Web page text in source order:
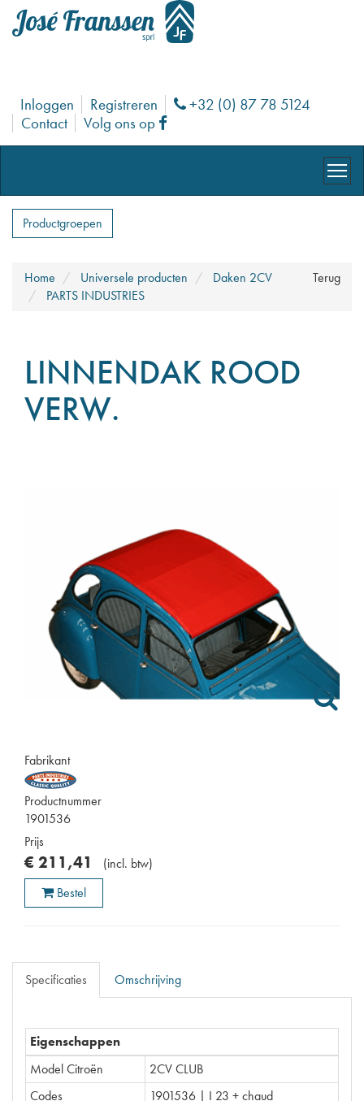
Inloggen Registreren Phone
+32 (0) 87 78 5124
Contact
Volg ons op Facebook
Productgroepen
Terug
Home Universele producten
Daken 2CV
PARTS INDUSTRIES
LINNENDAK ROOD
VERW.
Fabrikant
Productnummer
1901536
Prijs
€ 211,41 (incl. btw)
Bestel
Specificaties Omschrijving
Eigenschappen
Model Citroën
2CV CLUB
Codes
1901536 | I 23 + chaud